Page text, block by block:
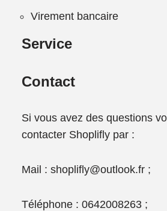
Virement bancaire
Service
Contact
Si vous avez des questions
contacter Shoplifly par :
Mail : shoplifly@outlook.fr ;
Téléphone : 0642008263 ;